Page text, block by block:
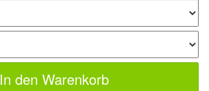
In den Warenkorb